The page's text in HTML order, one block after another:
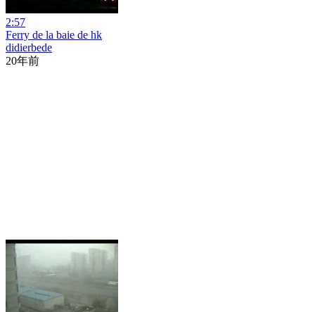
2:57
Ferry de la baie de hk
didierbede
20年前